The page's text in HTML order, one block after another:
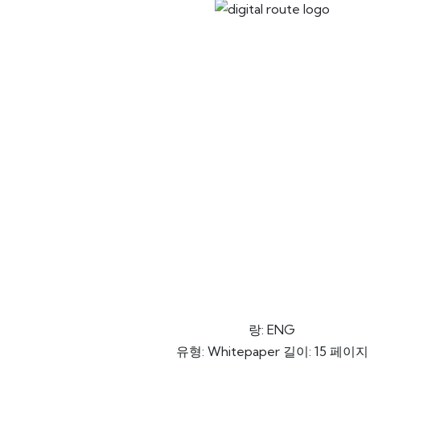
랑: ENG
유형: Whitepaper 길이: 15 페이지